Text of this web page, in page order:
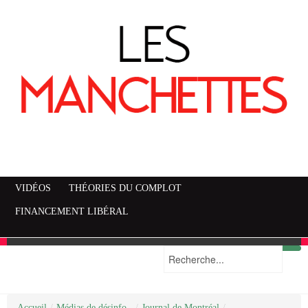
VIDÉOS THÉORIES DU COMPLOT
FINANCEMENT LIBÉRAL